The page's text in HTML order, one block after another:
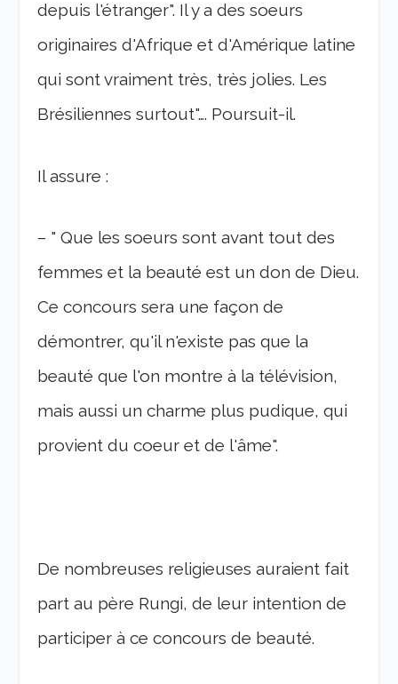
depuis l'étranger". Il y a des soeurs
originaires d'Afrique et d'Amérique latine
qui sont vraiment très, très jolies. Les
Brésiliennes surtout"…. Poursuit-il.
Il assure :
– " Que les soeurs sont avant tout des
femmes et la beauté est un don de Dieu.
Ce concours sera une façon de
démontrer, qu'il n'existe pas que la
beauté que l'on montre à la télévision,
mais aussi un charme plus pudique, qui
provient du coeur et de l'âme".
De nombreuses religieuses auraient fait
part au père Rungi, de leur intention de
participer à ce concours de beauté.